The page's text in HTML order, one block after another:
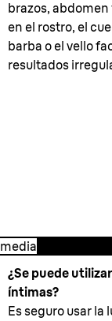
brazos, abdomen
en el rostro, el
barba o el vello
resultados
media
¿Se puede
íntimas?
Es seguro usar la